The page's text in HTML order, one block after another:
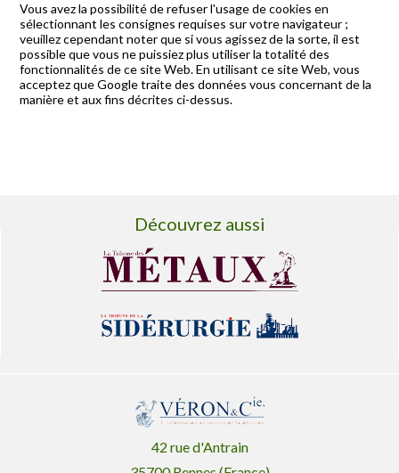
Vous avez la possibilité de refuser l'usage de cookies en
sélectionnant les consignes requises sur votre navigateur ;
veuillez cependant noter que si vous agissez de la sorte, il est
possible que vous ne puissiez plus utiliser la totalité des
fonctionnalités de ce site Web. En utilisant ce site Web, vous
acceptez que Google traite des données vous concernant de la
manière et aux fins décrites ci-dessus.
Découvrez aussi
42 rue d'Antrain